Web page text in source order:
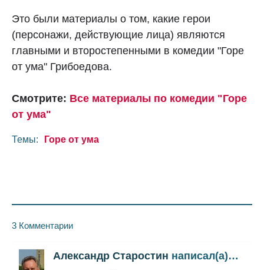
Это были материалы о том, какие герои
(персонажи, действующие лица) являются
главными и второстепенными в комедии "Горе
от ума" Грибоедова.
Смотрите: Все материалы по комедии "Горе
от ума"
Темы: Горе от ума
3 Комментарии
Александр Старостин написал(а)…